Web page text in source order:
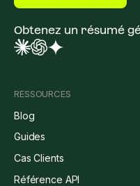
Obtenez un résumé
RESSOURCES
Blog
Guides
Cas Clients
Référence API